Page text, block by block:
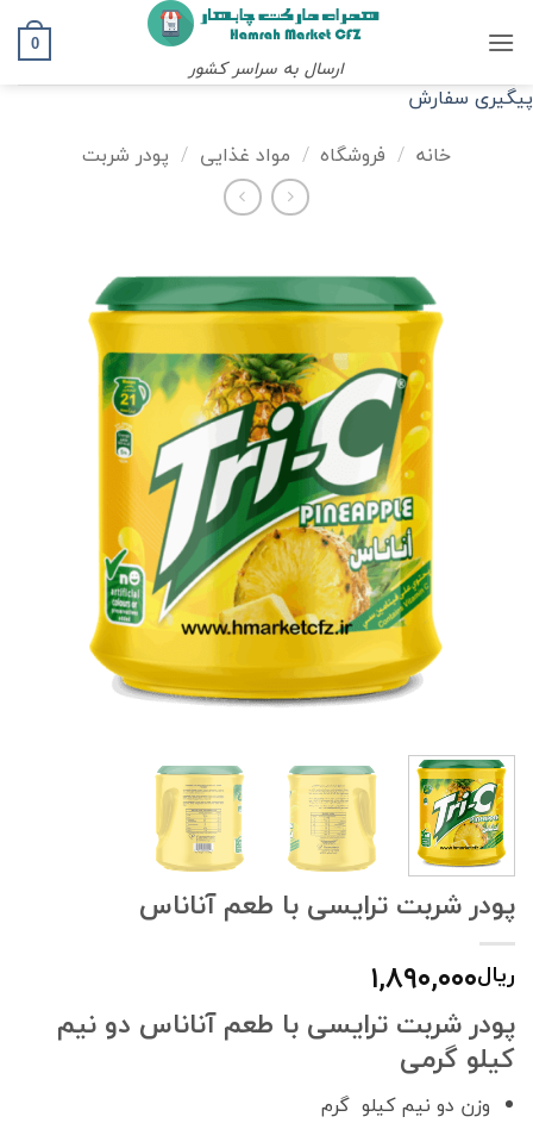
ارسال به سراسر کشور
0
پیگیری سفارش
خانه / فروشگاه / مواد غذایی / پودر شربت
پودر شربت ترایسی با طعم آناناس
ریال۱,۸۹۰,۰۰۰
پودر شربت ترایسی با طعم آناناس دو نیم
کیلو گرمی
وزن دو نیم کیلو گرم